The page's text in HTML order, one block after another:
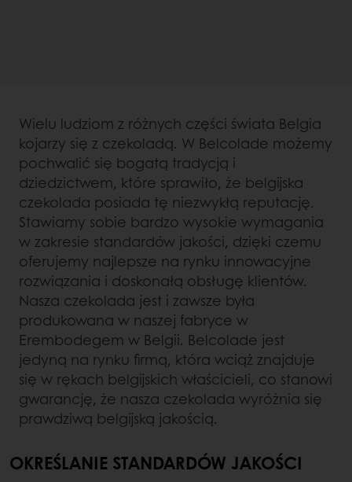
Wielu ludziom z różnych części świata Belgia
kojarzy się z czekoladą. W Belcolade możemy
pochwalić się bogatą tradycją i
dziedzictwem, które sprawiło, że belgijska
czekolada posiada tę niezwykłą reputację.
Stawiamy sobie bardzo wysokie wymagania
w zakresie standardów jakości, dzięki czemu
oferujemy najlepsze na rynku innowacyjne
rozwiązania i doskonałą obsługę klientów.
Nasza czekolada jest i zawsze była
produkowana w naszej fabryce w
Erembodegem w Belgii. Belcolade jest
jedyną na rynku firmą, która wciąż znajduje
się w rękach belgijskich właścicieli, co stanowi
gwarancję, że nasza czekolada wyróżnia się
prawdziwą belgijską jakością.
OKREŚLANIE STANDARDÓW JAKOŚCI